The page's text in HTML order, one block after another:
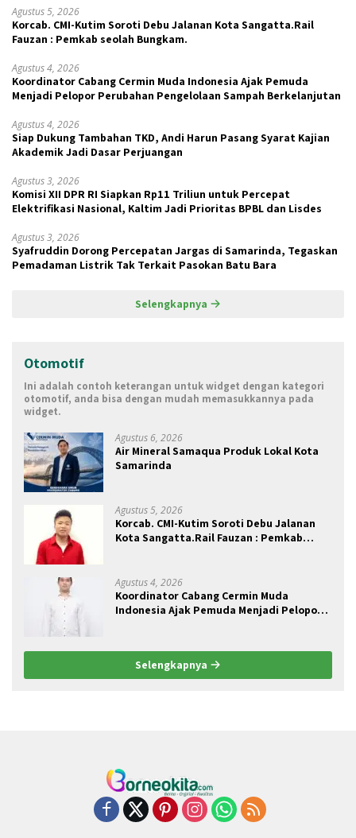
Agustus 5, 2026
Korcab. CMI-Kutim Soroti Debu Jalanan Kota Sangatta.Rail
Fauzan : Pemkab seolah Bungkam.
Agustus 4, 2026
Koordinator Cabang Cermin Muda Indonesia Ajak Pemuda
Menjadi Pelopor Perubahan Pengelolaan Sampah Berkelanjutan
Agustus 4, 2026
Siap Dukung Tambahan TKD, Andi Harun Pasang Syarat Kajian
Akademik Jadi Dasar Perjuangan
Agustus 3, 2026
Komisi XII DPR RI Siapkan Rp11 Triliun untuk Percepat
Elektrifikasi Nasional, Kaltim Jadi Prioritas BPBL dan Lisdes
Agustus 3, 2026
Syafruddin Dorong Percepatan Jargas di Samarinda, Tegaskan
Pemadaman Listrik Tak Terkait Pasokan Batu Bara
Selengkapnya
Otomotif
Ini adalah contoh keterangan untuk widget dengan kategori
otomotif, anda bisa dengan mudah memasukkannya pada
widget.
Agustus 6, 2026
Air Mineral Samaqua Produk Lokal Kota
Samarinda
Agustus 5, 2026
Korcab. CMI-Kutim Soroti Debu Jalanan
Kota Sangatta.Rail Fauzan : Pemkab
Agustus 4, 2026
Koordinator Cabang Cermin Muda
Indonesia Ajak Pemuda Menjadi Pelopor
Selengkapnya